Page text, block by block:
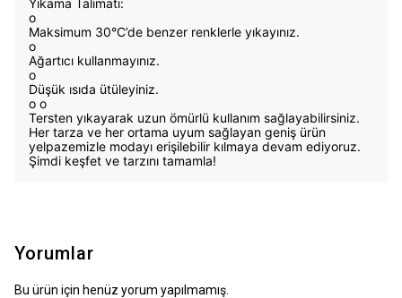
Yıkama Talimatı:
o
Maksimum 30°C’de benzer renklerle yıkayınız.
o
Ağartıcı kullanmayınız.
o
Düşük ısıda ütüleyiniz.
o o
Tersten yıkayarak uzun ömürlü kullanım sağlayabilirsiniz.
Her tarza ve her ortama uyum sağlayan geniş ürün
yelpazemizle modayı erişilebilir kılmaya devam ediyoruz.
Şimdi keşfet ve tarzını tamamla!
Yorumlar
Bu ürün için henüz yorum yapılmamış.